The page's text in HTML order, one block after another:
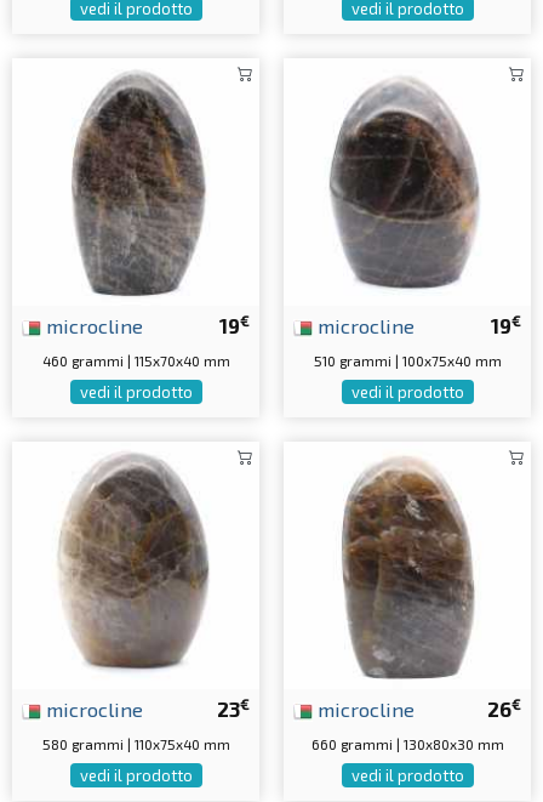
vedi il prodotto vedi il prodotto
19€
microcline
460 grammi | 115x70x40 mm
vedi il prodotto
19€
microcline
510 grammi | 100x75x40 mm
vedi il prodotto
23€
microcline
580 grammi | 110x75x40 mm
vedi il prodotto
26€
microcline
660 grammi | 130x80x30 mm
vedi il prodotto